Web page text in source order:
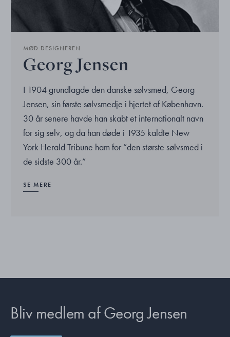
MØD DESIGNEREN
Georg Jensen
I 1904 grundlagde den danske sølvsmed, Georg
Jensen, sin første sølvsmedje i hjertet af København.
30 år senere havde han skabt et internationalt navn
for sig selv, og da han døde i 1935 kaldte New
York Herald Tribune ham for ”den største sølvsmed i
de sidste 300 år.”
SE MERE
Bliv medlem af Georg Jensen